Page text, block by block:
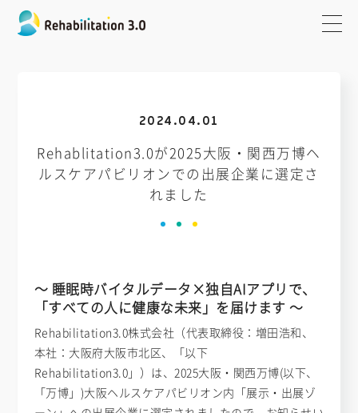
2024.04.01
Rehablitation3.0が2025大阪・関西万博ヘ
ルスケアパビリオンでの出展企業に選定さ
れました
〜 睡眠時バイタルデータ×独自AIアプリで、
「すべての人に健康な未来」を届けます 〜
Rehabilitation3.0株式会社（代表取締役：増田浩和、
本社：大阪府大阪市北区、「以下
Rehabilitation3.0」）は、2025大阪・関西万博(以下、
「万博」)大阪ヘルスケアパビリオン内「展示・出展ゾ